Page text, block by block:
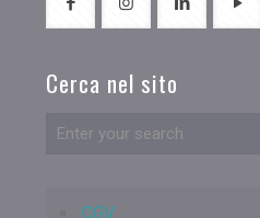
Cerca nel sito
CGV